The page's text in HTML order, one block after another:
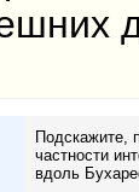
Подскажите,
частности
вдоль